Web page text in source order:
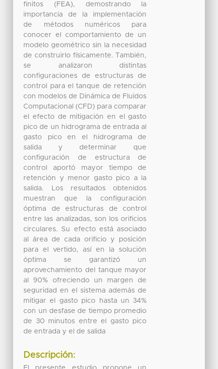
finitos (FEA), demostrando la
importancia de la implementación
de métodos numéricos para
conocer el comportamiento de un
modelo geométrico sin la necesidad
de construirlo físicamente. También,
se analizaron distintas
configuraciones de estructuras de
control para el tanque de retención
con modelos de Dinámica de Fluidos
Computacional (CFD) para comparar
el efecto de mitigación en el gasto
pico de un hidrograma de entrada al
gasto pico en el hidrograma de
salida y determinar que
configuración de estructura de
control aportó mayor tiempo de
retención y menor gasto pico a la
salida. Los resultados obtenidos
muestran que la configuración
óptima de estructuras de control
entre las analizadas, son los orificios
circulares. Su efecto está asociado
al área de cada orificio y posición
para el vertido, así en la solución
óptima se garantizó un
aprovechamiento del tanque mayor
al 90% ofreciendo un margen de
seguridad en el sistema además de
mitigar el gasto pico hasta un 34%
con un desfase de tiempo promedio
de 30 minutos entre el gasto pico
de entrada y el de salida
Descripción: